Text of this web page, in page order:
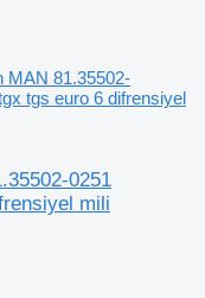
MAN 81.35502-
tgs euro 6 difrensiyel
0251
mili